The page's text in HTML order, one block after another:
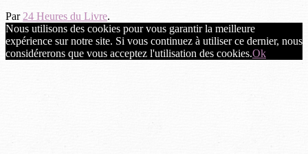
Par 24 Heures du Livre.
Nous utilisons des cookies pour vous garantir la meilleure
expérience sur notre site. Si vous continuez à utiliser ce dernier, nous
considérerons que vous acceptez l'utilisation des cookies.Ok